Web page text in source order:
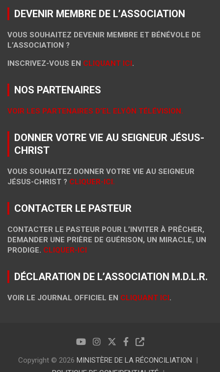
DEVENIR MEMBRE DE L’ASSOCIATION
VOUS SOUHAITEZ DEVENIR MEMBRE ET BÉNÉVOLE DE
L’ASSOCIATION ?
INSCRIVEZ-VOUS EN CLIQUANT ICI.
NOS PARTENAIRES
VOIR LES PARTENAIRES D’EL ELYÔN TÉLÉVISION.
DONNER VOTRE VIE AU SEIGNEUR JÉSUS-
CHRIST
VOUS SOUHAITEZ DONNER VOTRE VIE AU SEIGNEUR
JÉSUS-CHRIST ? CLIQUER-ICI.
CONTACTER LE PASTEUR
CONTACTER LE PASTEUR POUR L’INVITER À PRÊCHER,
DEMANDER UNE PRIÈRE DE GUÉRISON, UN MIRACLE, UN
PRODIGE. CLIQUER-ICI
DÉCLARATION DE L’ASSOCIATION M.D.L.R.
VOIR LE JOURNAL OFFICIEL EN CLIQUANT ICI.
Copyright © 2026 MINISTÈRE DE LA RÉCONCILIATION